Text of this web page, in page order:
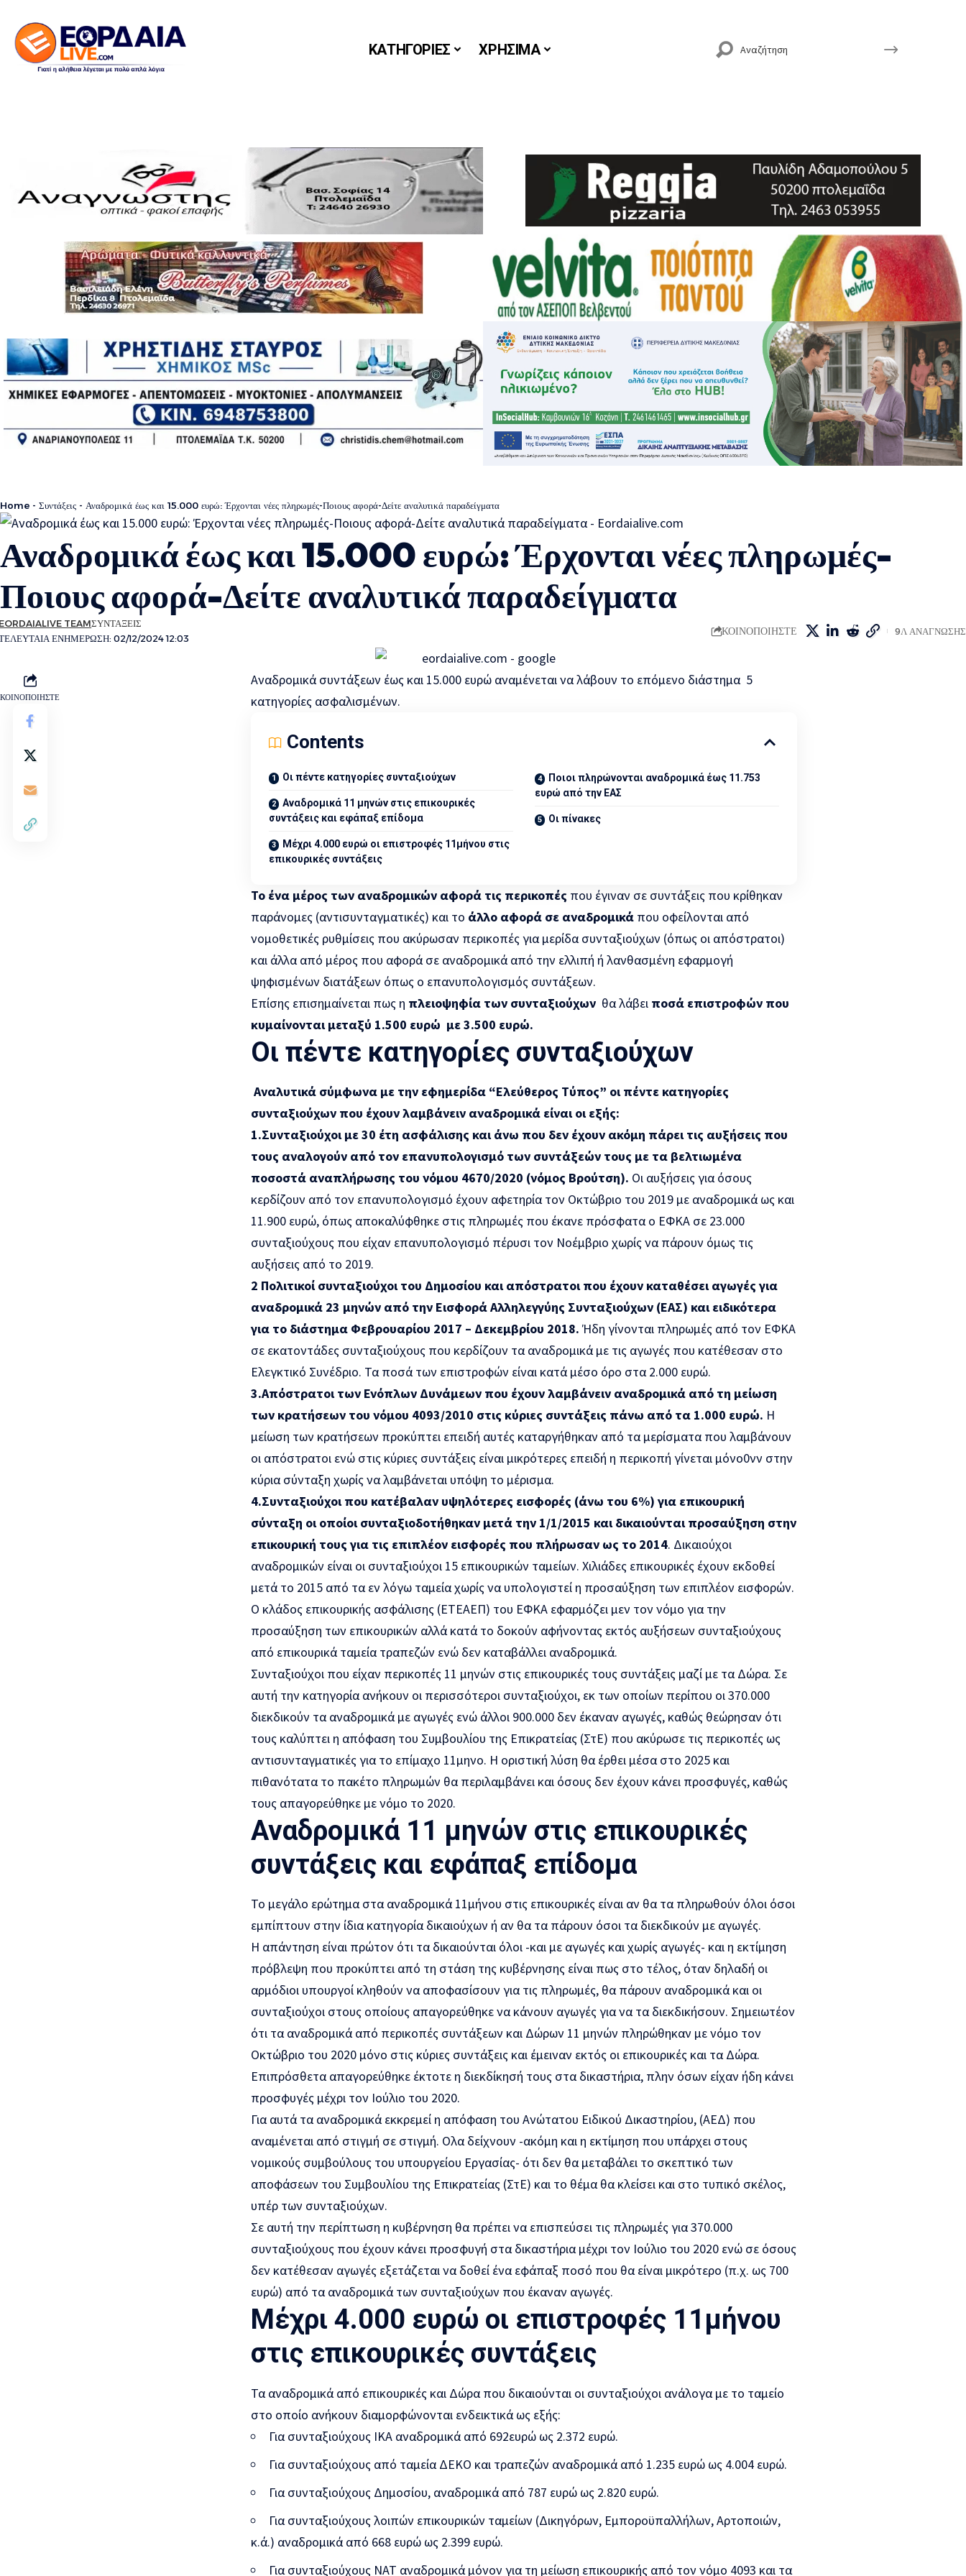
ΚΑΤΗΓΟΡΙΕΣ ΧΡΗΣΙΜΑ
Home - Συντάξεις - Αναδρομικά έως και 15.000 ευρώ: Έρχονται νέες πληρωμές-Ποιους αφορά-Δείτε αναλυτικά παραδείγματα
Αναδρομικά έως και 15.000 ευρώ: Έρχονται νέες πληρωμές-
Ποιους αφορά-Δείτε αναλυτικά παραδείγματα
ΕΝΗΜΕΡΩΣΗ: 02/12/2024 12:03
TEAMΣΥΝΤΑΞΕΙΣ
ΚΟΙΝΟΠΟΙΗΣΤΕ 9Λ ΑΝΑΓΝΩΣΗΣ
ΚΟΙΝΟΠΟΙΗΣΤΕ
Αναδρομικά συντάξεων έως και 15.000 ευρώ αναμένεται να λάβουν το επόμενο διάστημα 5
κατηγορίες ασφαλισμένων.
Contents
Οι πέντε κατηγορίες συνταξιούχων
Αναδρομικά 11 μηνών στις επικουρικές
συντάξεις και εφάπαξ επίδομα
Μέχρι 4.000 ευρώ οι επιστροφές 11μήνου στις
επικουρικές συντάξεις
Ποιοι πληρώνονται αναδρομικά έως 11.753
ευρώ από την ΕΑΣ
Οι πίνακες
Το ένα μέρος των αναδρομικών αφορά τις περικοπές που έγιναν σε συντάξεις που κρίθηκαν
παράνομες (αντισυνταγματικές) και το άλλο αφορά σε αναδρομικάπου οφείλονται από
νομοθετικές ρυθμίσεις που ακύρωσαν περικοπές για μερίδα συνταξιούχων (όπως οι απόστρατοι)
και άλλα από μέρος που αφορά σε αναδρομικά από την ελλιπή ή λανθασμένη εφαρμογή
ψηφισμένων διατάξεων όπως ο επανυπολογισμός συντάξεων.
Επίσης επισημαίνεται πως η πλειοψηφία των συνταξιούχωνθα λάβει ποσά επιστροφών που
κυμαίνονται μεταξύ 1.500 ευρώ με 3.500 ευρώ.
Οι πέντε κατηγορίες συνταξιούχων
Αναλυτικά σύμφωνα με την εφημερίδα “Ελεύθερος Τύπος” oι πέντε κατηγορίες
συνταξιούχων που έχουν λαμβάνειν αναδρομικά είναι οι εξής:
1.Συνταξιούχοι με 30 έτη ασφάλισης και άνω που δεν έχουν ακόμη πάρει τις αυξήσεις που
τους αναλογούν από τον επανυπολογισμό των συντάξεών τους με τα βελτιωμένα
ποσοστά αναπλήρωσης του νόμου 4670/2020 (νόμος Βρούτση). Οι αυξήσεις για όσους
κερδίζουν από τον επανυπολογισμό έχουν αφετηρία τον Οκτώβριο του 2019 με αναδρομικά ως και
11.900 ευρώ, όπως αποκαλύφθηκε στις πληρωμές που έκανε πρόσφατα ο ΕΦΚΑ σε 23.000
συνταξιούχους που είχαν επανυπολογισμό πέρυσι τον Νοέμβριο χωρίς να πάρουν όμως τις
αυξήσεις από το 2019.
2 Πολιτικοί συνταξιούχοι του Δημοσίου και απόστρατοι που έχουν καταθέσει αγωγές για
αναδρομικά 23 μηνών από την Εισφορά Αλληλεγγύης Συνταξιούχων (ΕΑΣ) και ειδικότερα
για το διάστημα Φεβρουαρίου 2017 – Δεκεμβρίου 2018. Ήδη γίνονται πληρωμές από τον ΕΦΚΑ
σε εκατοντάδες συνταξιούχους που κερδίζουν τα αναδρομικά με τις αγωγές που κατέθεσαν στο
Ελεγκτικό Συνέδριο. Τα ποσά των επιστροφών είναι κατά μέσο όρο στα 2.000 ευρώ.
3.Απόστρατοι των Ενόπλων Δυνάμεων που έχουν λαμβάνειν αναδρομικά από τη μείωση
των κρατήσεων του νόμου 4093/2010 στις κύριες συντάξεις πάνω από τα 1.000 ευρώ. Η
μείωση των κρατήσεων προκύπτει επειδή αυτές καταργήθηκαν από τα μερίσματα που λαμβάνουν
οι απόστρατοι ενώ στις κύριες συντάξεις είναι μικρότερες επειδή η περικοπή γίνεται μόνο0νν στην
κύρια σύνταξη χωρίς να λαμβάνεται υπόψη το μέρισμα.
4.Συνταξιούχοι που κατέβαλαν υψηλότερες εισφορές (άνω του 6%) για επικουρική
σύνταξη οι οποίοι συνταξιοδοτήθηκαν μετά την 1/1/2015 και δικαιούνται προσαύξηση στην
επικουρική τους για τις επιπλέον εισφορές που πλήρωσαν ως το 2014. Δικαιούχοι
αναδρομικών είναι οι συνταξιούχοι 15 επικουρικών ταμείων. Χιλιάδες επικουρικές έχουν εκδοθεί
μετά το 2015 από τα εν λόγω ταμεία χωρίς να υπολογιστεί η προσαύξηση των επιπλέον εισφορών.
Ο κλάδος επικουρικής ασφάλισης (ΕΤΕΑΕΠ) του ΕΦΚΑ εφαρμόζει μεν τον νόμο για την
προσαύξηση των επικουρικών αλλά κατά το δοκούν αφήνοντας εκτός αυξήσεων συνταξιούχους
από επικουρικά ταμεία τραπεζών ενώ δεν καταβάλλει αναδρομικά.
Συνταξιούχοι που είχαν περικοπές 11 μηνών στις επικουρικές τους συντάξεις μαζί με τα Δώρα. Σε
αυτή την κατηγορία ανήκουν οι περισσότεροι συνταξιούχοι, εκ των οποίων περίπου οι 370.000
διεκδικούν τα αναδρομικά με αγωγές ενώ άλλοι 900.000 δεν έκαναν αγωγές, καθώς θεώρησαν ότι
τους καλύπτει η απόφαση του Συμβουλίου της Επικρατείας (ΣτΕ) που ακύρωσε τις περικοπές ως
αντισυνταγματικές για το επίμαχο 11μηνο. Η οριστική λύση θα έρθει μέσα στο 2025 και
πιθανότατα το πακέτο πληρωμών θα περιλαμβάνει και όσους δεν έχουν κάνει προσφυγές, καθώς
τους απαγορεύθηκε με νόμο το 2020.
Αναδρομικά 11 μηνών στις επικουρικές
συντάξεις και εφάπαξ επίδομα
Το μεγάλο ερώτημα στα αναδρομικά 11μήνου στις επικουρικές είναι αν θα τα πληρωθούν όλοι όσοι
εμπίπτουν στην ίδια κατηγορία δικαιούχων ή αν θα τα πάρουν όσοι τα διεκδικούν με αγωγές.
Η απάντηση είναι πρώτον ότι τα δικαιούνται όλοι -και με αγωγές και χωρίς αγωγές- και η εκτίμηση
πρόβλεψη που προκύπτει από τη στάση της κυβέρνησης είναι πως στο τέλος, όταν δηλαδή οι
αρμόδιοι υπουργοί κληθούν να αποφασίσουν για τις πληρωμές, θα πάρουν αναδρομικά και οι
συνταξιούχοι στους οποίους απαγορεύθηκε να κάνουν αγωγές για να τα διεκδικήσουν. Σημειωτέον
ότι τα αναδρομικά από περικοπές συντάξεων και Δώρων 11 μηνών πληρώθηκαν με νόμο τον
Οκτώβριο του 2020 μόνο στις κύριες συντάξεις και έμειναν εκτός οι επικουρικές και τα Δώρα.
Επιπρόσθετα απαγορεύθηκε έκτοτε η διεκδίκησή τους στα δικαστήρια, πλην όσων είχαν ήδη κάνει
προσφυγές μέχρι τον Ιούλιο του 2020.
Για αυτά τα αναδρομικά εκκρεμεί η απόφαση του Ανώτατου Ειδικού Δικαστηρίου, (ΑΕΔ) που
αναμένεται από στιγμή σε στιγμή. Ολα δείχνουν -ακόμη και η εκτίμηση που υπάρχει στους
νομικούς συμβούλους του υπουργείου Εργασίας- ότι δεν θα μεταβάλει το σκεπτικό των
αποφάσεων του Συμβουλίου της Επικρατείας (ΣτΕ) και το θέμα θα κλείσει και στο τυπικό σκέλος,
υπέρ των συνταξιούχων.
Σε αυτή την περίπτωση η κυβέρνηση θα πρέπει να επισπεύσει τις πληρωμές για 370.000
συνταξιούχους που έχουν κάνει προσφυγή στα δικαστήρια μέχρι τον Ιούλιο του 2020 ενώ σε όσους
δεν κατέθεσαν αγωγές εξετάζεται να δοθεί ένα εφάπαξ ποσό που θα είναι μικρότερο (π.χ. ως 700
ευρώ) από τα αναδρομικά των συνταξιούχων που έκαναν αγωγές.
Μέχρι 4.000 ευρώ οι επιστροφές 11μήνου
στις επικουρικές συντάξεις
Τα αναδρομικά από επικουρικές και Δώρα που δικαιούνται οι συνταξιούχοι ανάλογα με το ταμείο
στο οποίο ανήκουν διαμορφώνονται ενδεικτικά ως εξής:
Για συνταξιούχους ΙΚΑ αναδρομικά από 692ευρώ ως 2.372 ευρώ.
Για συνταξιούχους από ταμεία ΔΕΚΟ και τραπεζών αναδρομικά από 1.235 ευρώ ως 4.004 ευρώ.
Για συνταξιούχους Δημοσίου, αναδρομικά από 787 ευρώ ως 2.820 ευρώ.
Για συνταξιούχους λοιπών επικουρικών ταμείων (Δικηγόρων, Εμποροϋπαλλήλων, Αρτοποιών,
κ.ά.) αναδρομικά από 668 ευρώ ως 2.399 ευρώ.
Για συνταξιούχους ΝΑΤ αναδρομικά μόνον για τη μείωση επικουρικής από τον νόμο 4093 και τα